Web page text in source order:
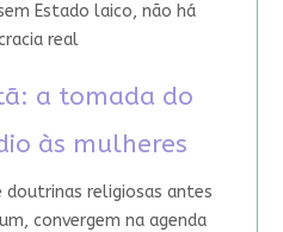
Estado laico, não há
real
a tomada do
às mulheres
doutrinas religiosas antes
convergem na agenda